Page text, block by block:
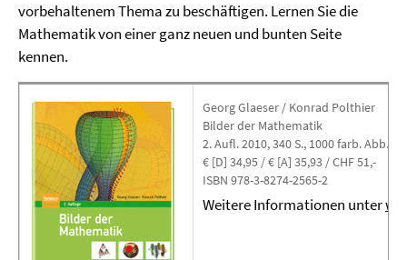
vorbehaltenem Thema zu beschäftigen. Lernen Sie die
Mathematik von einer ganz neuen und bunten Seite
kennen.
Georg Glaeser / Konrad Polthier
Bilder der Mathematik
2. Aufl. 2010, 340 S., 1000 farb. Abb.,
€ [D] 34,95 / € [A] 35,93 / CHF 51,-
ISBN 978-3-8274-2565-2
Weitere Informationen unter